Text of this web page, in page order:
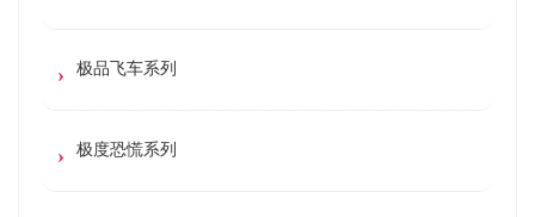
极品飞车系列
极度恐慌系列